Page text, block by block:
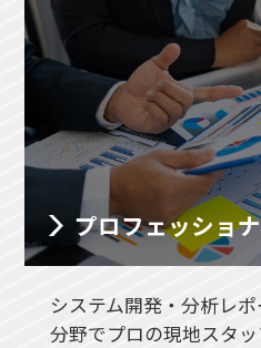
プロフェッショ
システム開発・分析レ
分野でプロの現地スタッ